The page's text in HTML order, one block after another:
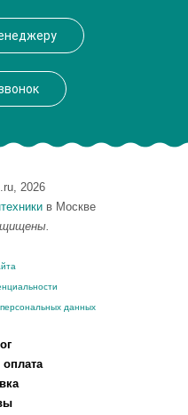
2026
в Москве
данных